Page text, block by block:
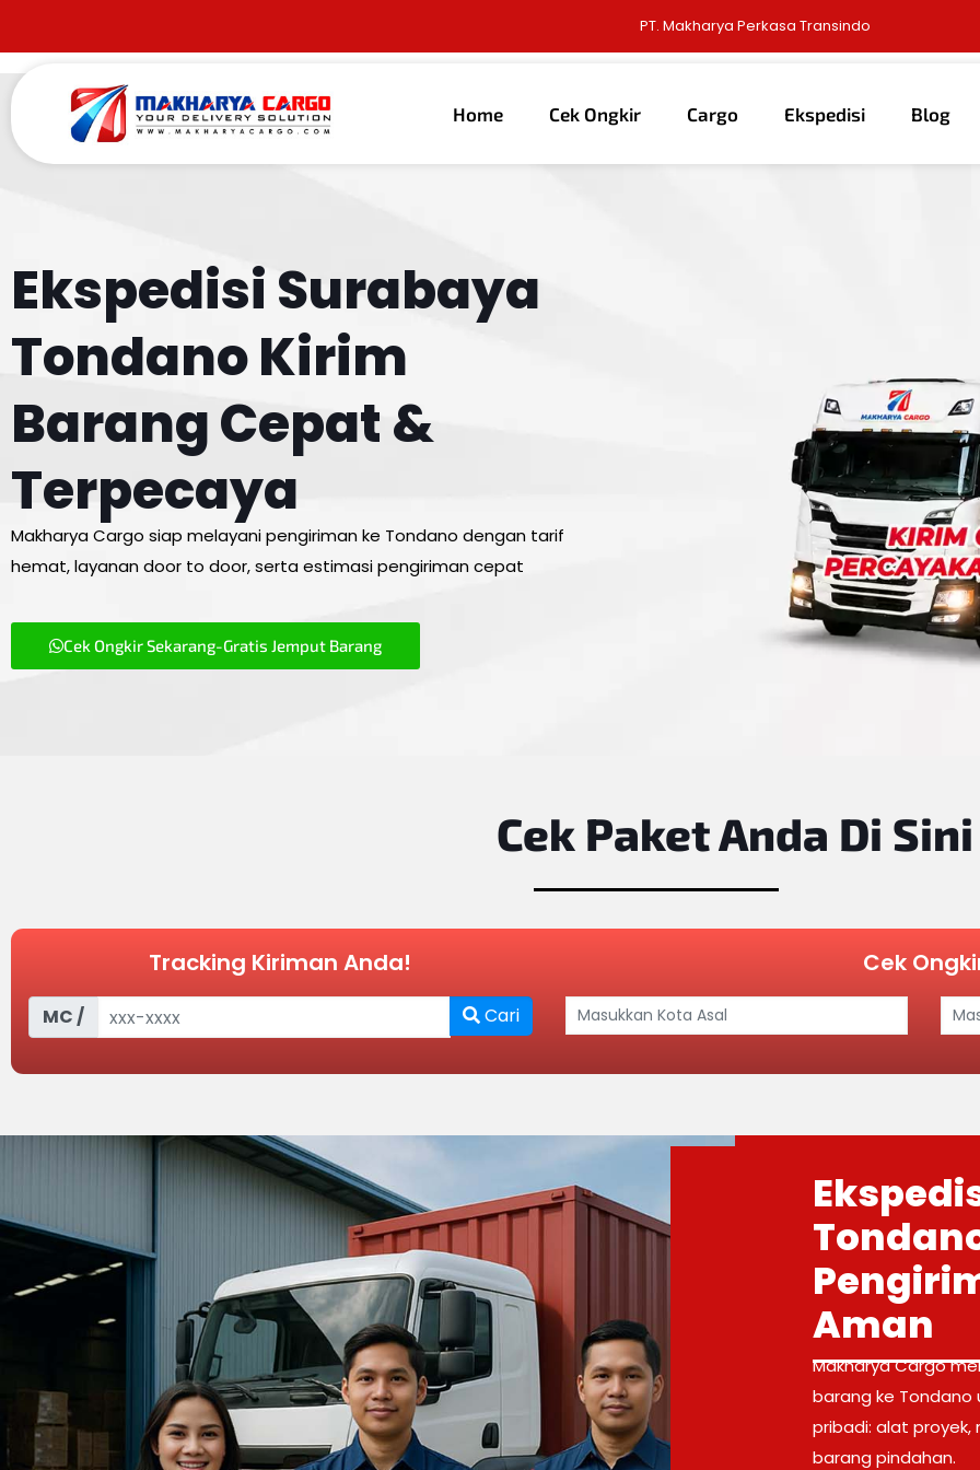
PT. Makharya Perkasa Transindo
Home Cek Ongkir Cargo Ekspedisi Blog
Ekspedisi Surabaya
TondanoKirim
Barang Cepat &
Terpecaya
Makharya Cargo siap melayani pengiriman ke Tondano dengan tarif
hemat, layanan door to door, serta estimasi pengiriman cepat
Cek Ongkir Sekarang-Gratis Jemput Barang
Cek Paket Anda Di Sini
Tracking Kiriman Anda!
MC / Cari
Cek
Aman
Makharya Cargo
barang ke Tondano
pribadi: alat
barang pindahan.